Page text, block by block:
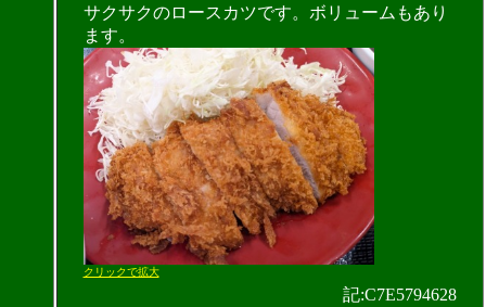
サクサクのロースカツです。ボリュームもあり
ます。
クリックで拡大
記:C7E5794628